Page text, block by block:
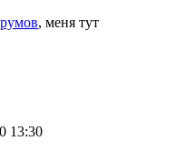
, меня тут
13:30